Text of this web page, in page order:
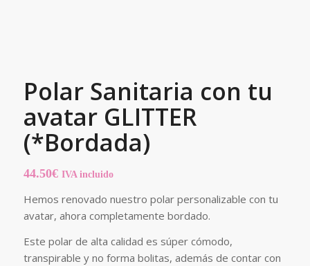
Polar Sanitaria con tu
avatar GLITTER
(*Bordada)
44.50€ IVA incluido
Hemos renovado nuestro polar personalizable con tu
avatar, ahora completamente bordado.
Este polar de alta calidad es súper cómodo,
transpirable y no forma bolitas, además de contar con